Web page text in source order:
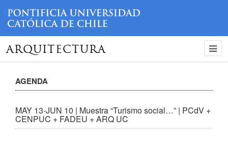
ARQUITECTURA
AGENDA
MAY 13-JUN 10 | Muestra “Turismo social…” | PCdV +
CENPUC + FADEU + ARQ UC